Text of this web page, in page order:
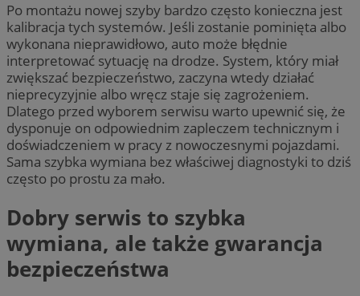
Po montażu nowej szyby bardzo często konieczna jest
kalibracja tych systemów. Jeśli zostanie pominięta albo
wykonana nieprawidłowo, auto może błędnie
interpretować sytuację na drodze. System, który miał
zwiększać bezpieczeństwo, zaczyna wtedy działać
nieprecyzyjnie albo wręcz staje się zagrożeniem.
Dlatego przed wyborem serwisu warto upewnić się, że
dysponuje on odpowiednim zapleczem technicznym i
doświadczeniem w pracy z nowoczesnymi pojazdami.
Sama szybka wymiana bez właściwej diagnostyki to dziś
często po prostu za mało.
Dobry serwis to szybka
wymiana, ale także gwarancja
bezpieczeństwa